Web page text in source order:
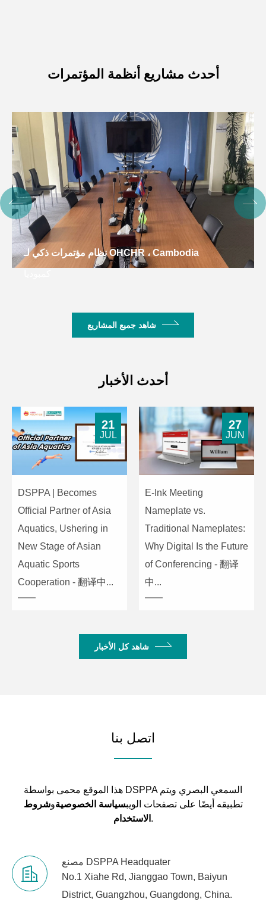
أحدث مشاريع أنظمة المؤتمرات
نظام مؤتمرات ذكي لـ OHCHR ، Cambodia
شاهد جميع المشاريع
أحدث الأخبار
DSPPA | Becomes
Official Partner of Asia
Aquatics, Ushering in
New Stage of Asian
Aquatic Sports
Cooperation - 翻译中...
21
JUL
E-Ink Meeting
Nameplate vs.
Traditional Nameplates:
Why Digital Is the Future
of Conferencing - 翻译
中...
27
JUN
شاهد كل الأخبار
اتصل بنا
هذا الموقع محمى بواسطة DSPPA السمعي البصري ويتم
تطبيقه أيضًا على تصفحات الويبسياسة الخصوصيةوشروط
الاستخدام .
مصنع DSPPA Headquater
No.1 Xiahe Rd, Jianggao Town, Baiyun
District, Guangzhou, Guangdong, China.